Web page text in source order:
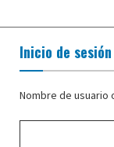
Inicio de sesión
Nombre de